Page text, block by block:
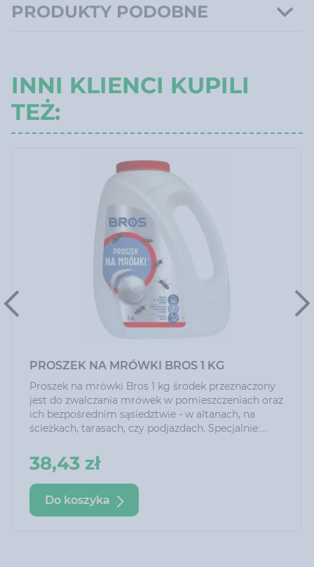
PRODUKTY PODOBNE
INNI KLIENCI KUPILI
TEŻ:
PROSZEK NA MRÓWKI BROS 1 KG
Proszek na mrówki Bros 1 kg środek przeznaczony
jest do zwalczania mrówek w pomieszczeniach oraz
ich bezpośrednim sąsiedztwie - w altanach, na
ścieżkach, tarasach, czy podjazdach. Specjalnie
skuteczność działania produktu. Można go
stosować w postaci proszku lub po wcześniejszym
rozpuszczeniu w wodzie
38,43 zł
Do koszyka